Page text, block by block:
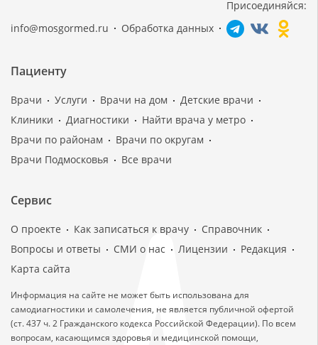
info@mosgormed.ru Обработка данных
Присоединяйся:
Пациенту
Врачи Услуги Врачи на дом
Детские врачи
Клиники
Диагностики
Найти врача у метро
Врачи по районам
Врачи по округам
Врачи Подмосковья
Все врачи
Сервис
О проекте Как записаться к врачу
Справочник
Вопросы и ответы
СМИ о нас Лицензии
Редакция
Карта сайта
Информация на сайте не может быть использована для
самодиагностики и самолечения, не является публичной офертой
(ст. 437 ч. 2 Гражданского кодекса Российской Федерации). По всем
вопросам, касающимся здоровья и медицинской помощи,